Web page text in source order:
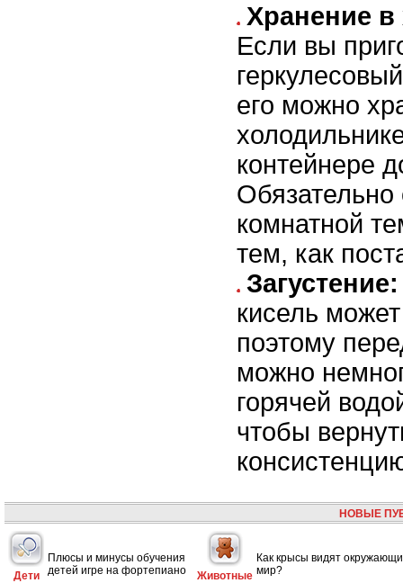
Хранение
Если вы
его можно
контейнере
Обязательно
комнатной
тем, как
Загустение:
кисель
поэтому
можно
горячей
чтобы
НОВЫЕ
Дети
Плюсы и минусы обучения
детей игре на фортепиано
Животные
Как крысы видят
мир?